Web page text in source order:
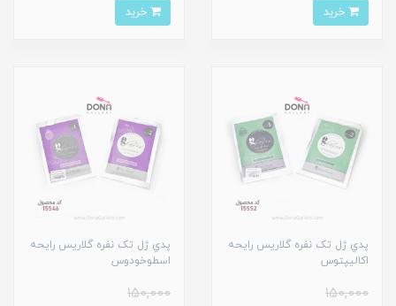
پدي ژل تک نفره گلاريس رايحه
اکاليپتوس
150,000
پدي ژل تک نفره گلاريس رايحه
اسطوخودوس
150,000